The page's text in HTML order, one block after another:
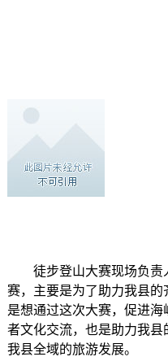
徒步登山大赛现场负责
赛，主要是为了助力我县
是想通过这次大赛，促进
者文化交流，也是助力我
我县全域的旅游发展。